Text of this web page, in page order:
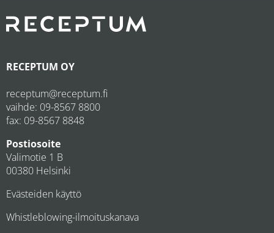
RECEPTUM OY
receptum@receptum.fi
vaihde: 09-8567 8800
fax: 09-8567 8848
Postiosoite
Valimotie 1 B
00380 Helsinki
Evästeiden käyttö
Whistleblowing-ilmoituskanava